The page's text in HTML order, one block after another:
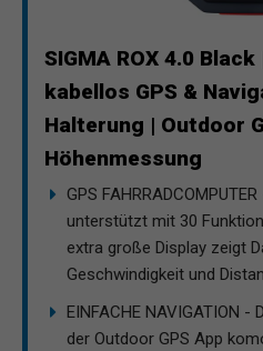
SIGMA ROX 4.0
kabellos GPS &
Halterung | Outdoor
Höhenmessung
GPS
unterstützt mit 30
extra große Display zeigt
Geschwindigkeit und
EINFACHE NAVIGATION
der Outdoor GPS App